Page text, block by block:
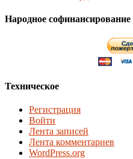
Народное софинансирование
Техническое
Регистрация
Войти
Лента записей
Лента комментариев
WordPress.org